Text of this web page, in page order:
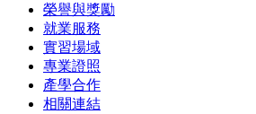
榮譽與獎勵
就業服務
實習場域
專業證照
產學合作
相關連結